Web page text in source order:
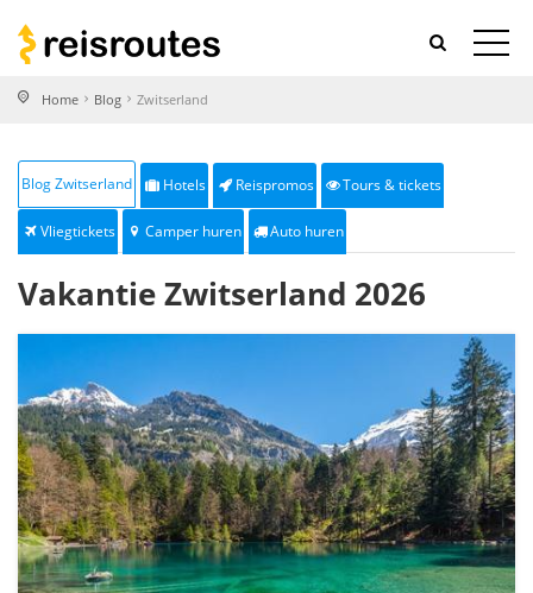
Home Blog Zwitserland
Blog Zwitserland Hotels Reispromos Tours & tickets
Vliegtickets Camper huren Auto huren
Vakantie Zwitserland 2026